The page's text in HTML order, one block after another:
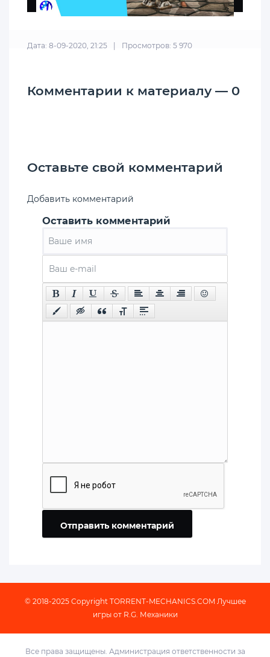
Дата: 8-09-2020, 21:25 Просмотров: 5 970
Комментарии к материалу — 0
Оставьте свой комментарий
Добавить комментарий
Оставить комментарий
Отправить комментарий
© 2018-2025 Copyright TORRENT-MECHANICS.COM Лучшее
игры от R.G. Механики
Все права защищены. Администрация ответственности за